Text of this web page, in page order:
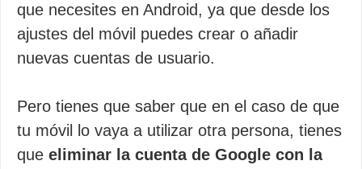
que necesites en Android, ya que desde los
ajustes del móvil puedes crear o añadir
nuevas cuentas de usuario.
Pero tienes que saber que en el caso de que
tu móvil lo vaya a utilizar otra persona, tienes
que eliminar la cuenta de Google con la